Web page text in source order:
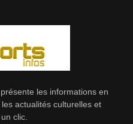
les informations en
actualités culturelles et
clic.